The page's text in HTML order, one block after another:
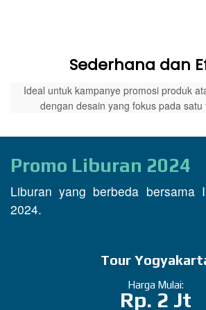
Sederhana dan
Ideal untuk kampanye promosi produk
dengan desain yang fokus pada satu
Promo Liburan 2024
Liburan yang berbeda bersama
2024.
Tour
Harga Mulai:
Rp. 2 Jt